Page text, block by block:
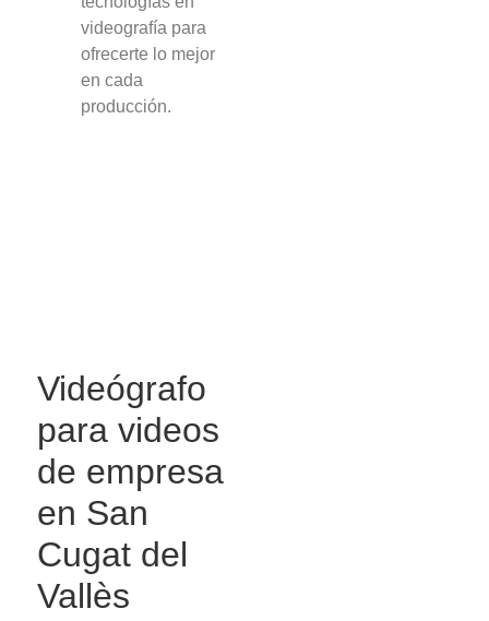
videografía para
ofrecerte lo mejor
en cada
producción.
Videógrafo
para videos
de empresa
en San
Cugat del
Vallès